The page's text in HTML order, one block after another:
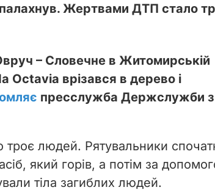
Жертвами ДТП стало
– Словечне в Житомирській
Octavia врізався в дерево і
пресслужба Держслужби з
троє людей. Рятувальники
який горів, а потім за
тіла загиблих людей.